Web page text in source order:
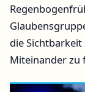
die
Miteinander zu